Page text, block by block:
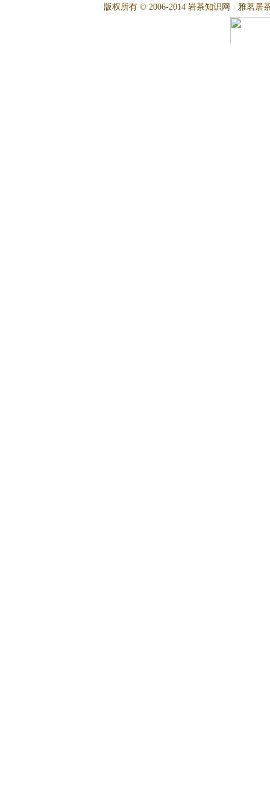
版权所有 © 2006-2014 岩茶知识网 · 雅茗居